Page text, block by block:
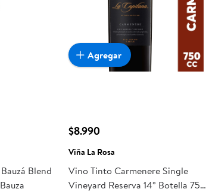
Blend
$8.990
Viña La Rosa
Vino Tinto Carmenere Single
Vineyard Reserva 14° Botella 750
Agregar